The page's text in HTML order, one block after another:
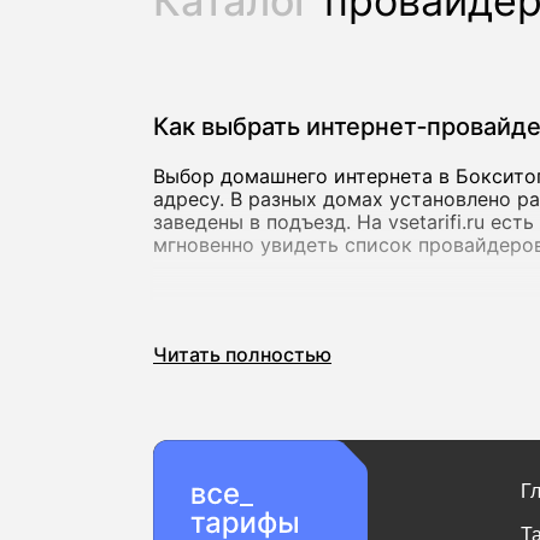
Как выбрать
Выбор домашнего интернета в
адресу. В разных домах установлено
заведены в подъезд. На vsetarifi.ru
мгновенно увидеть список
Для базовых задач подойдет
скоростью до 10 000 Мбит/с, которые
Важно учитывать не только
проседает вечером, комфорт от
Читать полностью